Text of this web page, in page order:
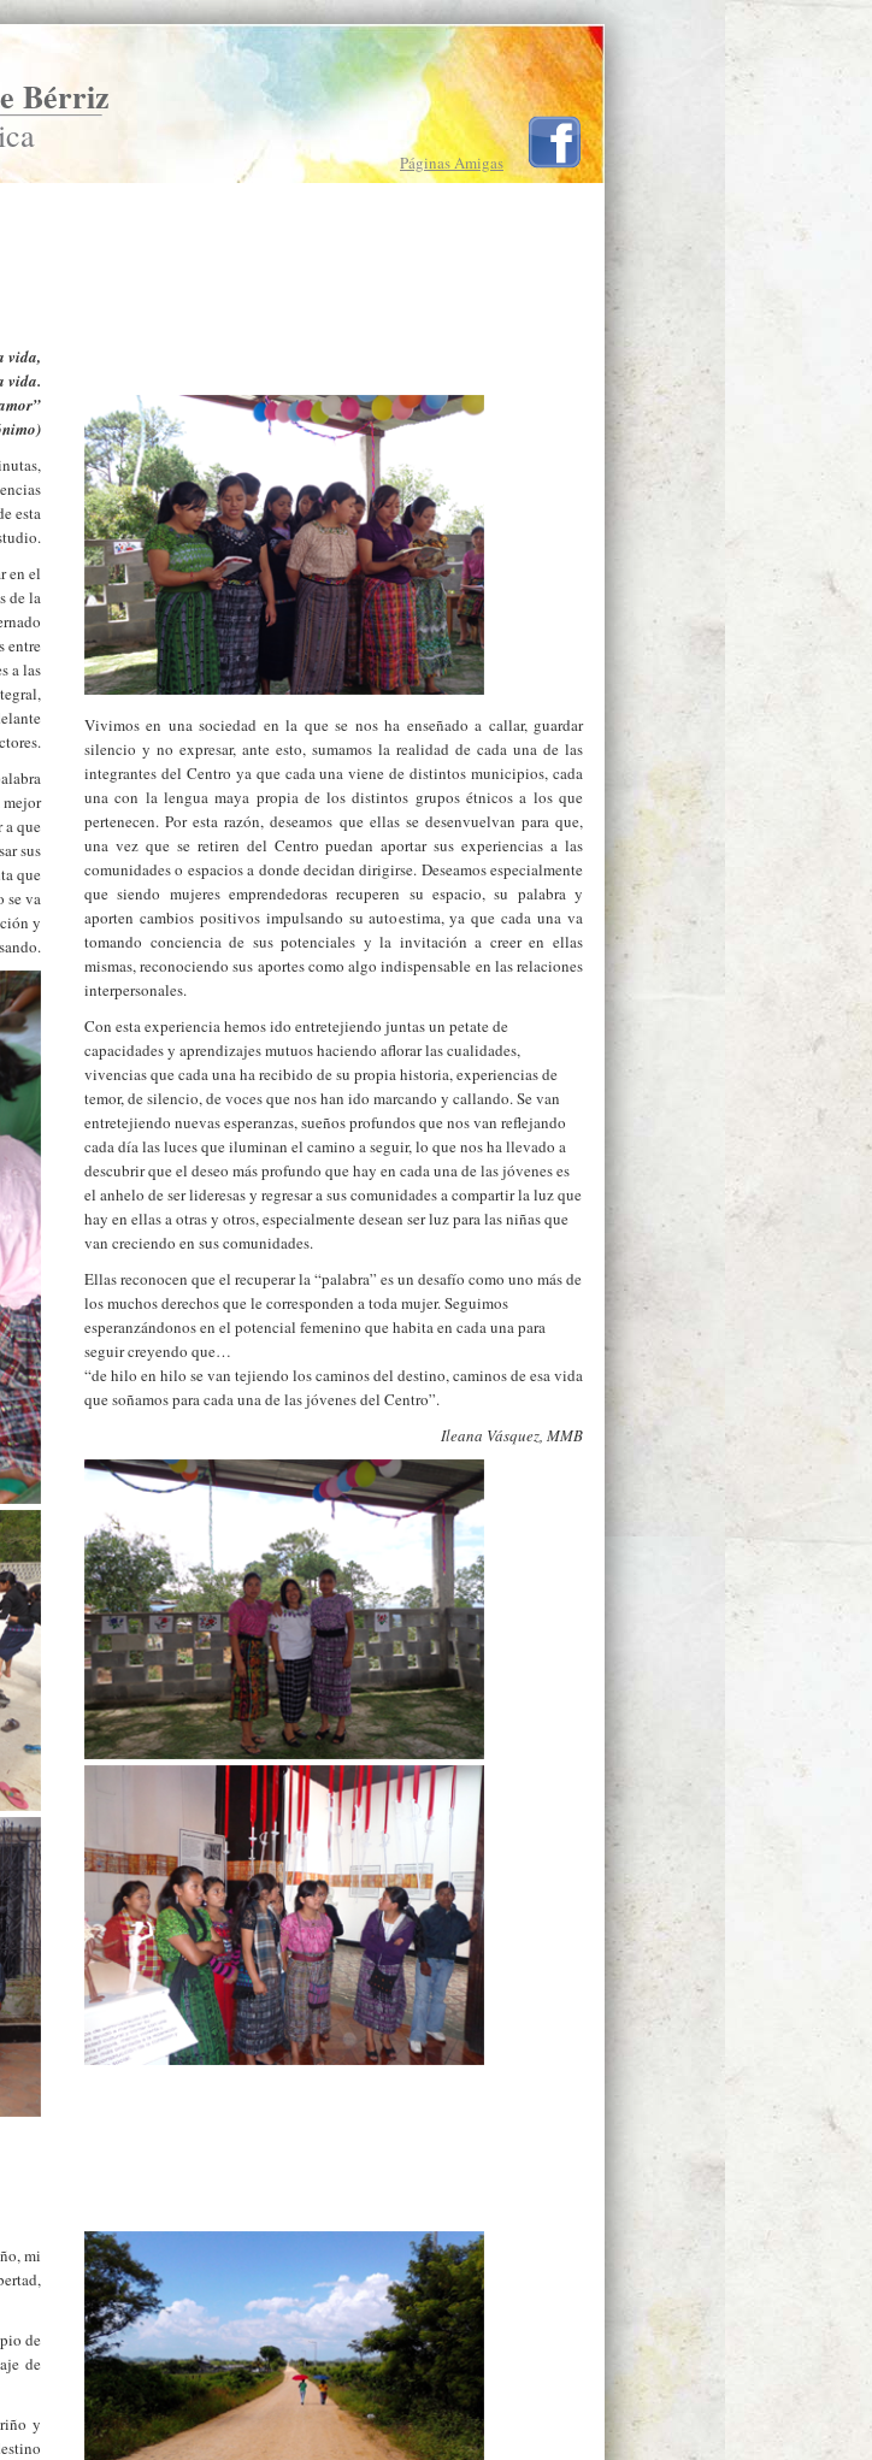
Bérriz
Páginas Amigas
vida,
vida.
esta
en el
de la
entre
a las
mejor
a que
sus
que
se va
y
Vivimos en una sociedad en la que se nos ha enseñado a callar, guardar
silencio y no expresar, ante esto, sumamos la realidad de cada una de las
integrantes del Centro ya que cada una viene de distintos municipios, cada
una con la lengua maya propia de los distintos grupos étnicos a los que
pertenecen. Por esta razón, deseamos que ellas se desenvuelvan para que,
una vez que se retiren del Centro puedan aportar sus experiencias a las
comunidades o espacios a donde decidan dirigirse. Deseamos especialmente
que siendo mujeres emprendedoras recuperen su espacio, su palabra y
aporten cambios positivos impulsando su autoestima, ya que cada una va
tomando conciencia de sus potenciales y la invitación a creer en ellas
mismas, reconociendo sus aportes como algo indispensable en las relaciones
interpersonales.
Con esta experiencia hemos ido entretejiendo juntas un petate de
capacidades y aprendizajes mutuos haciendo aflorar las cualidades,
vivencias que cada una ha recibido de su propia historia, experiencias de
temor, de silencio, de voces que nos han ido marcando y callando. Se van
entretejiendo nuevas esperanzas, sueños profundos que nos van reflejando
cada día las luces que iluminan el camino a seguir, lo que nos ha llevado a
descubrir que el deseo más profundo que hay en cada una de las jóvenes es
el anhelo de ser lideresas y regresar a sus comunidades a compartir la luz que
hay en ellas a otras y otros, especialmente desean ser luz para las niñas que
van creciendo en sus comunidades.
Ellas reconocen que el recuperar la “palabra” es un desafío como uno más de
los muchos derechos que le corresponden a toda mujer. Seguimos
esperanzándonos en el potencial femenino que habita en cada una para
seguir creyendo que…
“de hilo en hilo se van tejiendo los caminos del destino, caminos de esa vida
que soñamos para cada una de las jóvenes del Centro”.
Ileana Vásquez, MMB
mi
de
de
y